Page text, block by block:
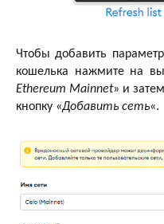
Чтобы добавить
кошелька нажмите на
Ethereum Mainnet» и
кнопку «Добавить сеть«.